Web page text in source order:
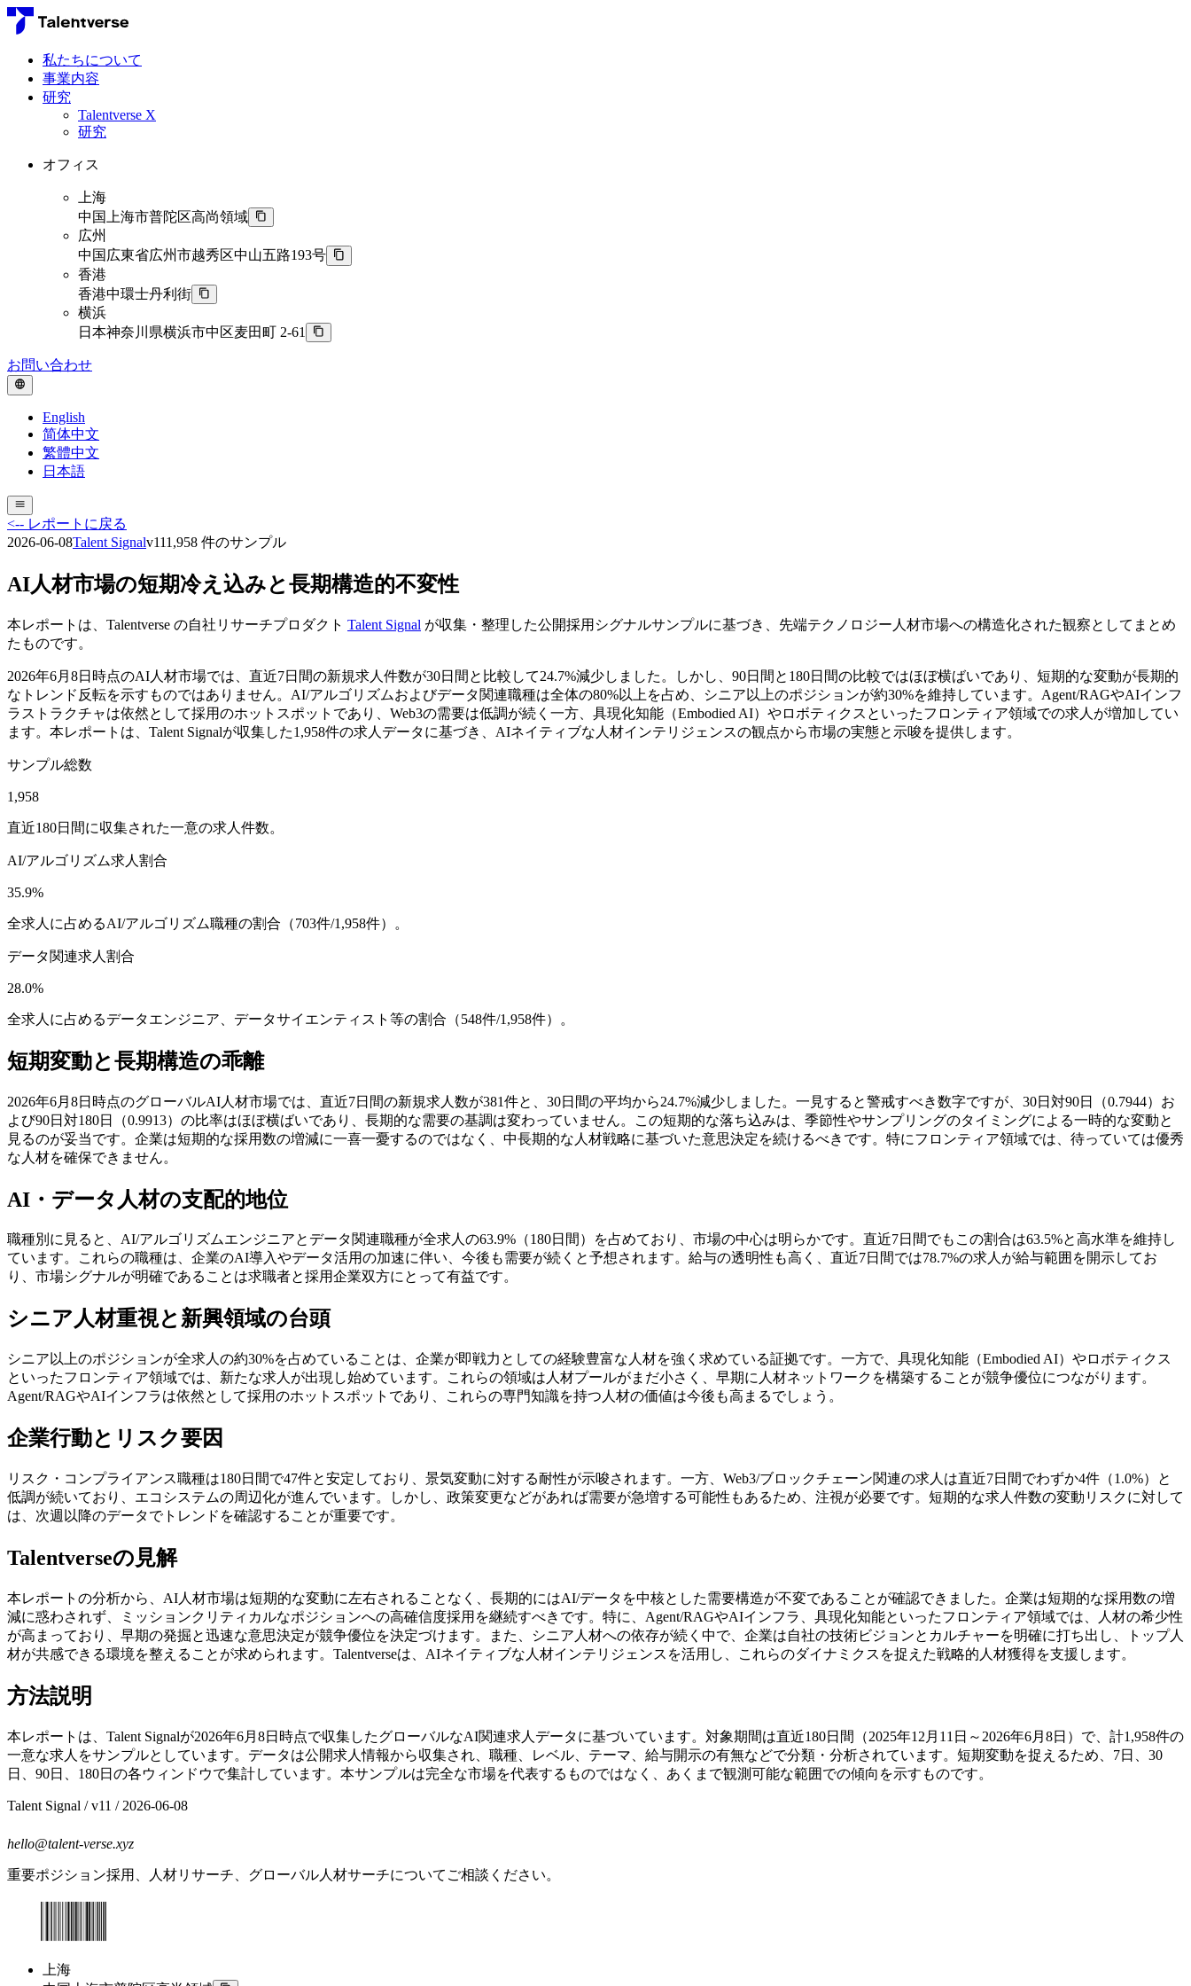
私たちについて
事業内容
研究
Talentverse X
研究
オフィス
上海
中国上海市普陀区高尚領域
広州
中国広東省広州市越秀区中山五路193号
香港
香港中環士丹利街
横浜
日本神奈川県横浜市中区麦田町 2-61
お問い合わせ
English
简体中文
繁體中文
日本語
<-- レポートに戻る
2026-06-08Talent Signalv111,958 件のサンプル
AI人材市場の短期冷え込みと長期構造的不変性
本レポートは、Talentverse の自社リサーチプロダクト Talent Signal が収集・整理した公開採用シグナルサンプルに基づき、先端テクノロジー人材市場への構造化された観察としてまとめ
たものです。
2026年6月8日時点のAI人材市場では、直近7日間の新規求人件数が30日間と比較して24.7%減少しました。しかし、90日間と180日間の比較ではほぼ横ばいであり、短期的な変動が長期的
なトレンド反転を示すものではありません。AI/アルゴリズムおよびデータ関連職種は全体の80%以上を占め、シニア以上のポジションが約30%を維持しています。Agent/RAGやAIインフ
ラストラクチャは依然として採用のホットスポットであり、Web3の需要は低調が続く一方、具現化知能（Embodied AI）やロボティクスといったフロンティア領域での求人が増加してい
ます。本レポートは、Talent Signalが収集した1,958件の求人データに基づき、AIネイティブな人材インテリジェンスの観点から市場の実態と示唆を提供します。
サンプル総数
1,958
直近180日間に収集された一意の求人件数。
AI/アルゴリズム求人割合
35.9%
全求人に占めるAI/アルゴリズム職種の割合（703件/1,958件）。
データ関連求人割合
28.0%
全求人に占めるデータエンジニア、データサイエンティスト等の割合（548件/1,958件）。
短期変動と長期構造の乖離
2026年6月8日時点のグローバルAI人材市場では、直近7日間の新規求人数が381件と、30日間の平均から24.7%減少しました。一見すると警戒すべき数字ですが、30日対90日（0.7944）お
よび90日対180日（0.9913）の比率はほぼ横ばいであり、長期的な需要の基調は変わっていません。この短期的な落ち込みは、季節性やサンプリングのタイミングによる一時的な変動と
見るのが妥当です。企業は短期的な採用数の増減に一喜一憂するのではなく、中長期的な人材戦略に基づいた意思決定を続けるべきです。特にフロンティア領域では、待っていては優秀
な人材を確保できません。
AI・データ人材の支配的地位
職種別に見ると、AI/アルゴリズムエンジニアとデータ関連職種が全求人の63.9%（180日間）を占めており、市場の中心は明らかです。直近7日間でもこの割合は63.5%と高水準を維持し
ています。これらの職種は、企業のAI導入やデータ活用の加速に伴い、今後も需要が続くと予想されます。給与の透明性も高く、直近7日間では78.7%の求人が給与範囲を開示してお
り、市場シグナルが明確であることは求職者と採用企業双方にとって有益です。
シニア人材重視と新興領域の台頭
シニア以上のポジションが全求人の約30%を占めていることは、企業が即戦力としての経験豊富な人材を強く求めている証拠です。一方で、具現化知能（Embodied AI）やロボティクス
といったフロンティア領域では、新たな求人が出現し始めています。これらの領域は人材プールがまだ小さく、早期に人材ネットワークを構築することが競争優位につながります。
Agent/RAGやAIインフラは依然として採用のホットスポットであり、これらの専門知識を持つ人材の価値は今後も高まるでしょう。
企業行動とリスク要因
リスク・コンプライアンス職種は180日間で47件と安定しており、景気変動に対する耐性が示唆されます。一方、Web3/ブロックチェーン関連の求人は直近7日間でわずか4件（1.0%）と
低調が続いており、エコシステムの周辺化が進んでいます。しかし、政策変更などがあれば需要が急増する可能性もあるため、注視が必要です。短期的な求人件数の変動リスクに対して
は、次週以降のデータでトレンドを確認することが重要です。
Talentverseの見解
本レポートの分析から、AI人材市場は短期的な変動に左右されることなく、長期的にはAI/データを中核とした需要構造が不変であることが確認できました。企業は短期的な採用数の増
減に惑わされず、ミッションクリティカルなポジションへの高確信度採用を継続すべきです。特に、Agent/RAGやAIインフラ、具現化知能といったフロンティア領域では、人材の希少性
が高まっており、早期の発掘と迅速な意思決定が競争優位を決定づけます。また、シニア人材への依存が続く中で、企業は自社の技術ビジョンとカルチャーを明確に打ち出し、トップ人
材が共感できる環境を整えることが求められます。Talentverseは、AIネイティブな人材インテリジェンスを活用し、これらのダイナミクスを捉えた戦略的人材獲得を支援します。
方法説明
本レポートは、Talent Signalが2026年6月8日時点で収集したグローバルなAI関連求人データに基づいています。対象期間は直近180日間（2025年12月11日～2026年6月8日）で、計1,958件の
一意な求人をサンプルとしています。データは公開求人情報から収集され、職種、レベル、テーマ、給与開示の有無などで分類・分析されています。短期変動を捉えるため、7日、30
日、90日、180日の各ウィンドウで集計しています。本サンプルは完全な市場を代表するものではなく、あくまで観測可能な範囲での傾向を示すものです。
Talent Signal / v11 / 2026-06-08
hello@talent-verse.xyz
重要ポジション採用、人材リサーチ、グローバル人材サーチについてご相談ください。
上海